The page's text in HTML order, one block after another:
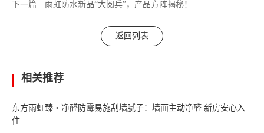
下一篇 雨虹防水新品“大阅兵”，产品方阵揭秘！
返回列表
相关推荐
东方雨虹臻・净醛防霉易施刮墙腻子：墙面主动净醛 新房安心入
住